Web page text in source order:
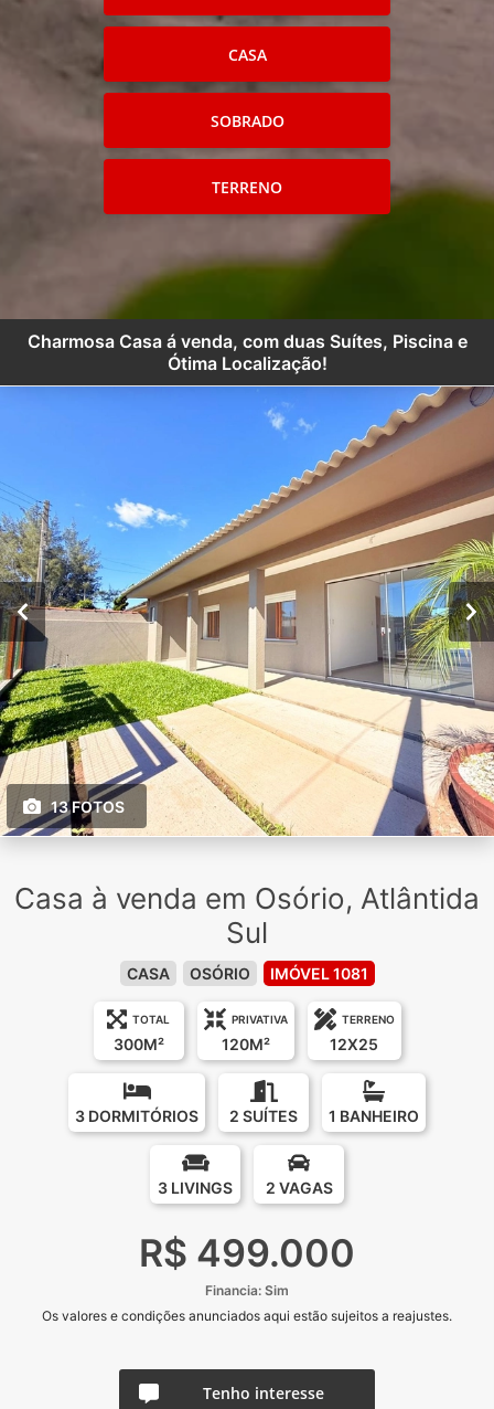
CASA
SOBRADO
TERRENO
Charmosa Casa á venda, com duas Suítes, Piscina e
Ótima Localização!
13 FOTOS
Casa à venda em Osório, Atlântida
Sul
CASA OSÓRIO IMÓVEL 1081
TOTAL
300M²
PRIVATIVA
120M²
TERRENO
12X25
3 DORMITÓRIOS 2 SUÍTES 1 BANHEIRO
3 LIVINGS 2 VAGAS
R$ 499.000
Financia: Sim
Os valores e condições anunciados aqui estão sujeitos a reajustes.
Tenho interesse